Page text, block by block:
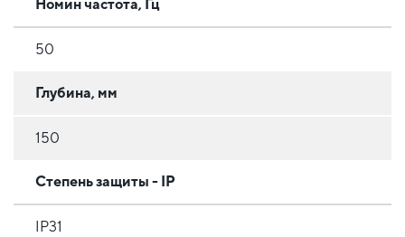
Номин частота, Гц
50
Глубина, мм
150
Степень защиты - IP
IP31